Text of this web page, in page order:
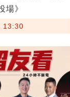
場》
13:30